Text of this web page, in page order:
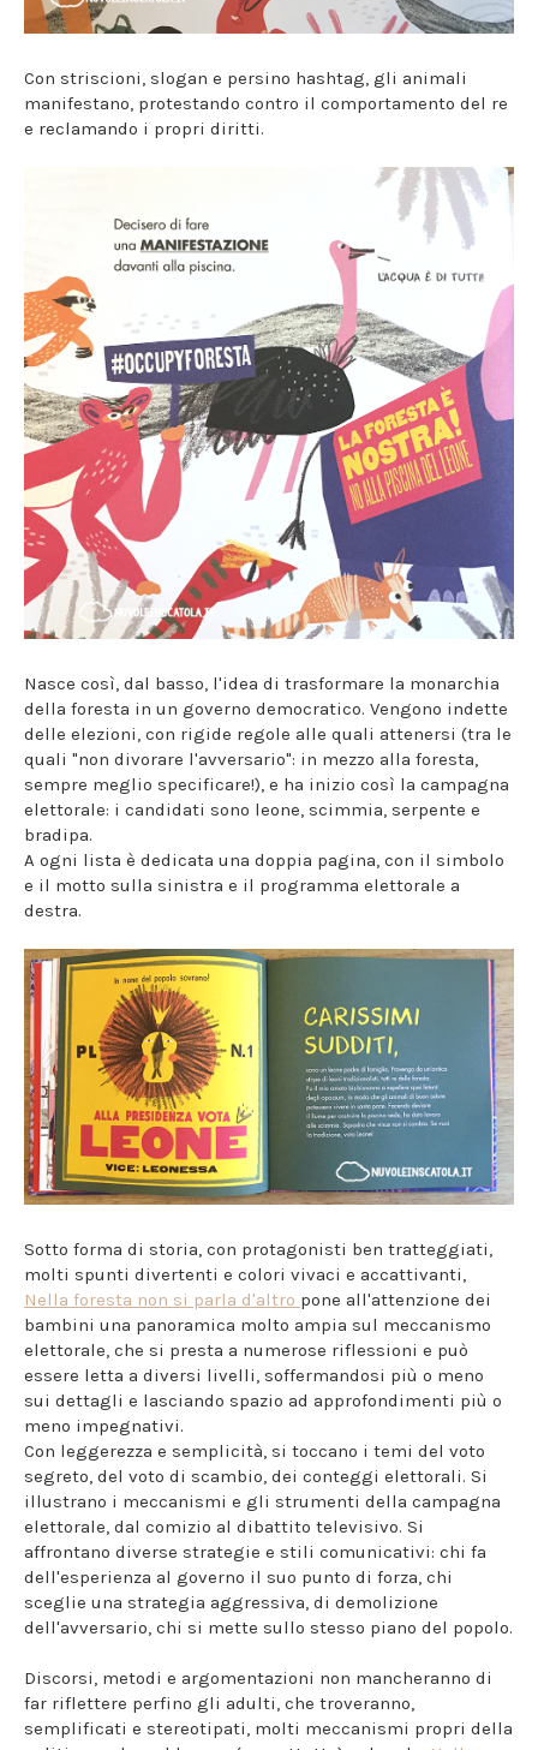
Con striscioni, slogan e persino hashtag, gli animali
manifestano, protestando contro il comportamento del re
e reclamando i propri diritti.
Nasce così, dal basso, l'idea di trasformare la monarchia
della foresta in un governo democratico. Vengono indette
delle elezioni, con rigide regole alle quali attenersi (tra le
quali "non divorare l'avversario": in mezzo alla foresta,
sempre meglio specificare!), e ha inizio così la campagna
elettorale: i candidati sono leone, scimmia, serpente e
bradipa.
A ogni lista è dedicata una doppia pagina, con il simbolo
e il motto sulla sinistra e il programma elettorale a
destra.
Sotto forma di storia, con protagonisti ben tratteggiati,
molti spunti divertenti e colori vivaci e accattivanti,
Nella foresta non si parla d'altro pone all'attenzione dei
bambini una panoramica molto ampia sul meccanismo
elettorale, che si presta a numerose riflessioni e può
essere letta a diversi livelli, soffermandosi più o meno
sui dettagli e lasciando spazio ad approfondimenti più o
meno impegnativi.
Con leggerezza e semplicità, si toccano i temi del voto
segreto, del voto di scambio, dei conteggi elettorali. Si
illustrano i meccanismi e gli strumenti della campagna
elettorale, dal comizio al dibattito televisivo. Si
affrontano diverse strategie e stili comunicativi: chi fa
dell'esperienza al governo il suo punto di forza, chi
sceglie una strategia aggressiva, di demolizione
dell'avversario, chi si mette sullo stesso piano del popolo.
Discorsi, metodi e argomentazioni non mancheranno di
far riflettere perfino gli adulti, che troveranno,
semplificati e stereotipati, molti meccanismi propri della